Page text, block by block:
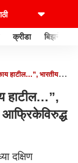
क्रीडा बिझनेस
हाटील…”, भारतीय संघ
हाटील…”,
आफ्रिकेविरुद्ध
दक्षिण